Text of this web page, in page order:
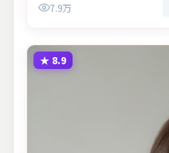
现实意义。
7.9万
★ 8.9